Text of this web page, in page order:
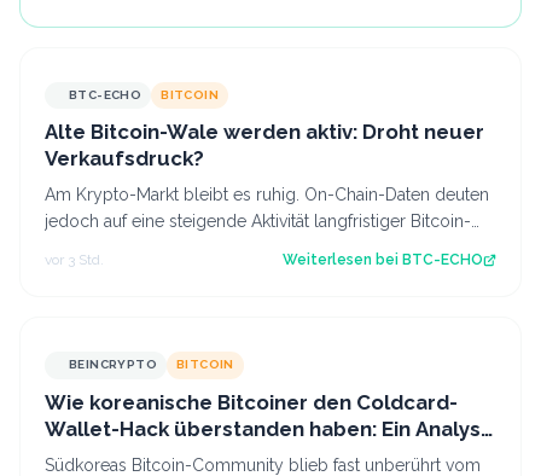
BTC-ECHO BITCOIN
Alte Bitcoin-Wale werden aktiv: Droht neuer
Verkaufsdruck?
Am Krypto-Markt bleibt es ruhig. On-Chain-Daten deuten
jedoch auf eine steigende Aktivität langfristiger Bitcoin-
vor 3 Std. Weiterlesen bei BTC-ECHO
BEINCRYPTO BITCOIN
Wie koreanische Bitcoiner den Coldcard-
Wallet-Hack überstanden haben: Ein Analyst
gibt wichtige Tipps
Südkoreas Bitcoin-Community blieb fast unberührt vom